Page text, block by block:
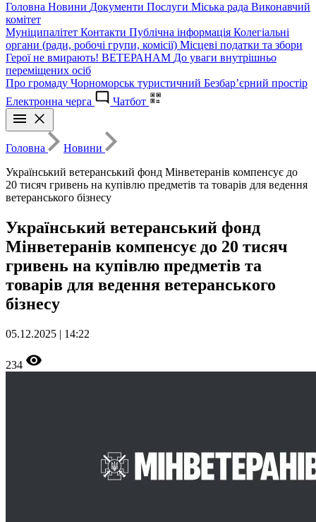
Головна Новини Документи Послуги Міська рада Виконавчий
комітет
Муніципалітет Контакти Публічна інформація Колегіальні
органи (ради, робочі групи, комісії) Місцеві податки та збори
Герої не вмирають! ВЕТЕРАНАМ До уваги внутрішньо
переміщених осіб
Про громаду Чорноморськ туристичний Безбар’єрний простір
Електронна черга
Чатбот
Головна
Новини
Український ветеранський фонд Мінветеранів компенсує до
20 тисяч гривень на купівлю предметів та товарів для ведення
ветеранського бізнесу
Український ветеранський фонд
Мінветеранів компенсує до 20 тисяч
гривень на купівлю предметів та
товарів для ведення ветеранського
бізнесу
05.12.2025 | 14:22
234